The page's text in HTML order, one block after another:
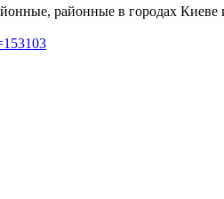
районные в городах